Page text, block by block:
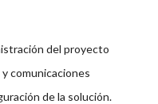
del proyecto
comunicaciones
de la solución.